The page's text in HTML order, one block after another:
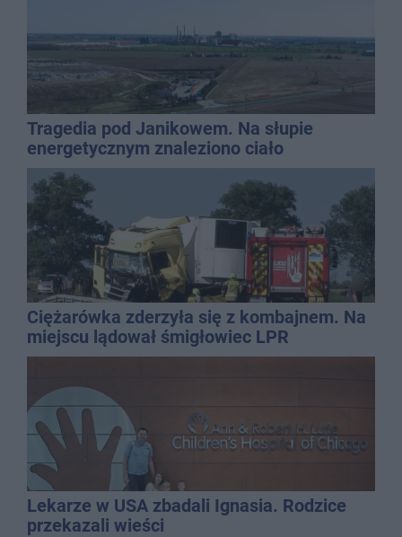
Tragedia pod Janikowem. Na słupie
energetycznym znaleziono ciało
mężczyzny
Ciężarówka zderzyła się z kombajnem. Na
miejscu lądował śmigłowiec LPR
Lekarze w USA zbadali Ignasia. Rodzice
przekazali wieści